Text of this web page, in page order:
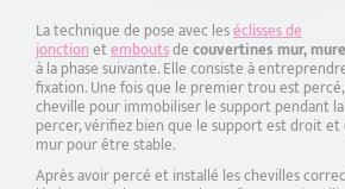
La technique de pose avec leséclisses de
jonctionetemboutsdecouvertines mur,
à la phase suivante. Elle consiste à
fixation. Une fois que le premier trou est
cheville pour immobiliser le support pendant
percer, vérifiez bien que le support est droit et
mur pour être stable.
Après avoir percé et installé les chevilles